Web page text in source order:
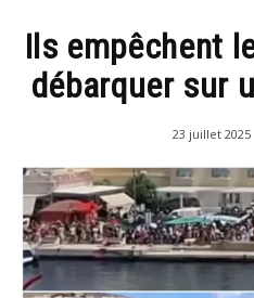
Ils empêchent
débarquer sur
23 juillet 2025